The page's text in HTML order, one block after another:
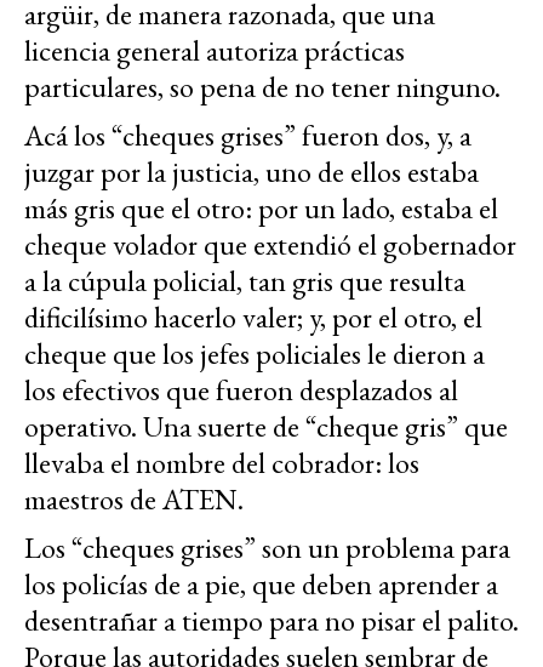
argüir, de manera razonada, que una
licencia general autoriza prácticas
particulares, so pena de no tener ninguno.
Acá los “cheques grises” fueron dos, y, a
juzgar por la justicia, uno de ellos estaba
más gris que el otro: por un lado, estaba el
cheque volador que extendió el gobernador
a la cúpula policial, tan gris que resulta
dificilísimo hacerlo valer; y, por el otro, el
cheque que los jefes policiales le dieron a
los efectivos que fueron desplazados al
operativo. Una suerte de “cheque gris” que
llevaba el nombre del cobrador: los
maestros de ATEN.
Los “cheques grises” son un problema para
los policías de a pie, que deben aprender a
desentrañar a tiempo para no pisar el palito.
Porque las autoridades suelen sembrar de